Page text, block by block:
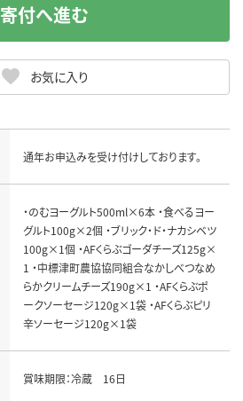
お気に入り
寄付へ進む
通年お申込みを受け付けしております。
・のむヨーグルト500ml×6本 ・食べるヨー
グルト100g×2個 ・ブリック・ド・ナカシベツ
100g×1個 ・AFくらぶゴーダチーズ125g×
1 ・中標津町農協協同組合なかしべつなめ
らかクリームチーズ190g×1 ・AFくらぶポ
ークソーセージ120g×1袋 ・AFくらぶピリ
辛ソーセージ120g×1袋
賞味期限：冷蔵 16日